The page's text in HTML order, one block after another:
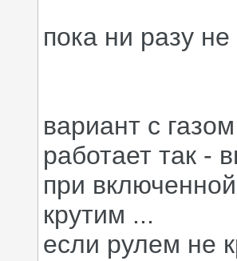
пока ни разу
вариант с
работает так -
при
крутим ...
если рулем не